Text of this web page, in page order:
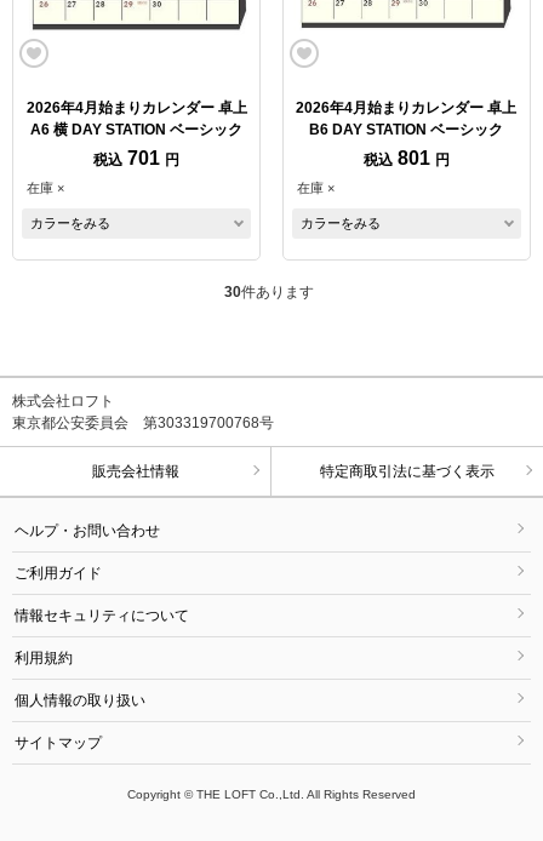
2026年4月始まりカレンダー 卓上
A6 横 DAY STATION ベーシック
税込 701 円
在庫 ×
カラーをみる
2026年4月始まりカレンダー 卓上
B6 DAY STATION ベーシック
税込 801 円
在庫 ×
カラーをみる
30件あります
株式会社ロフト
東京都公安委員会 第303319700768号
販売会社情報 特定商取引法に基づく表示
ヘルプ・お問い合わせ
ご利用ガイド
情報セキュリティについて
利用規約
個人情報の取り扱い
サイトマップ
Copyright © THE LOFT Co.,Ltd. All Rights Reserved